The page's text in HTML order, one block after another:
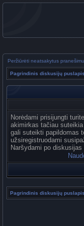
Peržiūrėti neatsakytus
Pagrindinis diskusijų puslapis
Norėdami prisijungti
akimirkas tačiau
gali suteikti papildomas
užsiregistruodami
Naršydami po
Pagrindinis diskusijų puslapis